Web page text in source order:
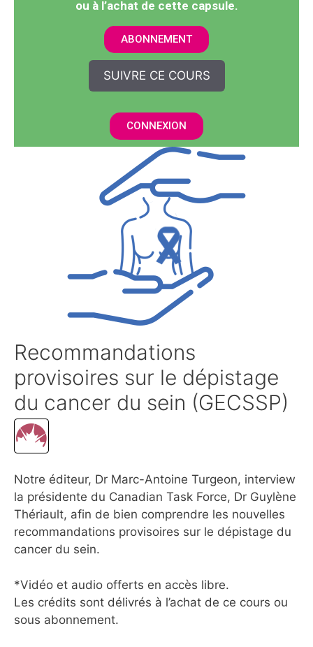
ou à l’achat de cette capsule.
ABONNEMENT
SUIVRE CE COURS
CONNEXION
Recommandations
provisoires sur le dépistage
du cancer du sein (GECSSP)
Notre éditeur, Dr Marc-Antoine Turgeon, interview
la présidente du Canadian Task Force, Dr Guylène
Thériault, afin de bien comprendre les nouvelles
recommandations provisoires sur le dépistage du
cancer du sein.
*Vidéo et audio offerts en accès libre.
Les crédits sont délivrés à l’achat de ce cours ou
sous abonnement.